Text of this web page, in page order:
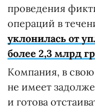
проведения
операций в
уклонилась от
более 2,3 млрд
Компания, в свою
не имеет
и готова